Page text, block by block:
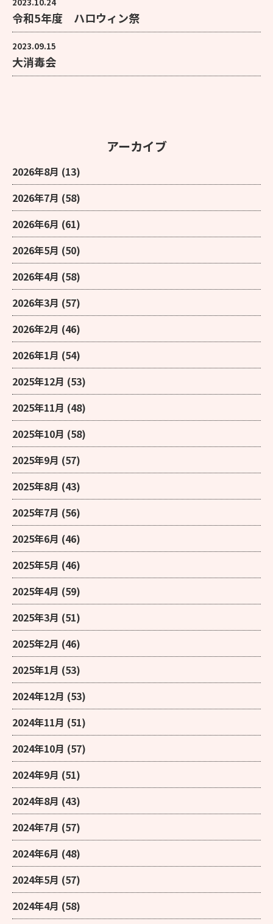
令和5年度 ハロウィン祭
2023.09.15
大消毒会
アーカイブ
2026年8月 (13)
2026年7月 (58)
2026年6月 (61)
2026年5月 (50)
2026年4月 (58)
2026年3月 (57)
2026年2月 (46)
2026年1月 (54)
2025年12月 (53)
2025年11月 (48)
2025年10月 (58)
2025年9月 (57)
2025年8月 (43)
2025年7月 (56)
2025年6月 (46)
2025年5月 (46)
2025年4月 (59)
2025年3月 (51)
2025年2月 (46)
2025年1月 (53)
2024年12月 (53)
2024年11月 (51)
2024年10月 (57)
2024年9月 (51)
2024年8月 (43)
2024年7月 (57)
2024年6月 (48)
2024年5月 (57)
2024年4月 (58)